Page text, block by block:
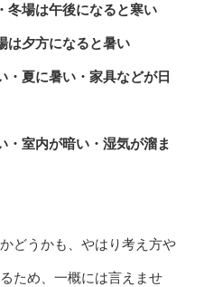
冬場は午後になると寒い
は夕方になると暑い
・夏に暑い・家具などが日
・室内が暗い・湿気が溜ま
どうかも、やはり考え方や
ため、一概には言えませ